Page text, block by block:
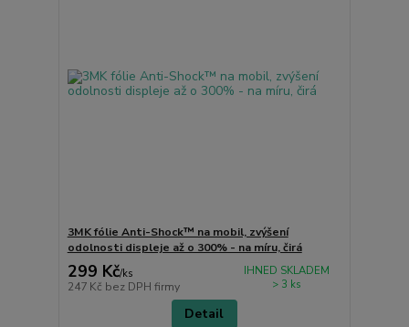
3MK fólie Anti-Shock™ na mobil, zvýšení
odolnosti displeje až o 300% - na míru, čirá
299 Kč/ks
247 Kč bez DPH firmy
IHNED SKLADEM
> 3 ks
Detail